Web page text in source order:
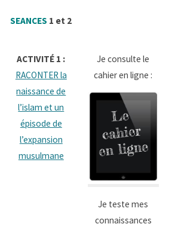
SEANCES 1 et 2
ACTIVITÉ 1 :
RACONTER la
naissance de
l’islam et un
épisode de
l’expansion
musulmane
Je consulte le
cahier en ligne :
Je teste mes
connaissances